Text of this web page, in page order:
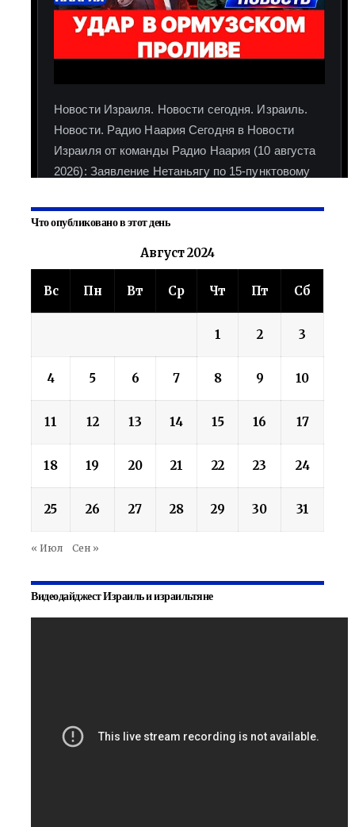
Что опубликовано в этот день
Август 2024
Вс Пн Вт Ср Чт Пт Сб
1 2 3
4 5 6 7 8 9 10
11 12 13 14 15 16 17
18 19 20 21 22 23 24
25 26 27 28 29 30 31
« Июл Сен »
Видеодайджест Израиль и израильтяне